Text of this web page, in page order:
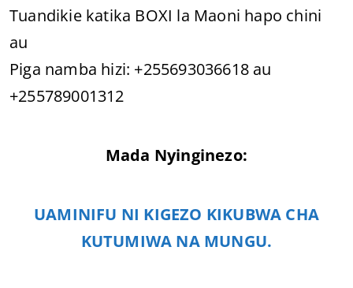
Tuandikie katika BOXI la Maoni hapo chini
au
Piga namba hizi: +255693036618 au
+255789001312
Mada Nyinginezo:
UAMINIFU NI KIGEZO KIKUBWA CHA
KUTUMIWA NA MUNGU.